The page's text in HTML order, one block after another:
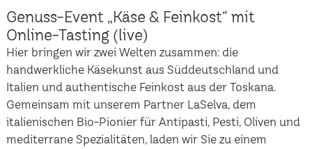
Genuss-Event „Käse & Feinkost“ mit
Online-Tasting (live)
Hier bringen wir zwei Welten zusammen: die
handwerkliche Käsekunst aus Süddeutschland und
Italien und authentische Feinkost aus der Toskana.
Gemeinsam mit unserem Partner LaSelva, dem
italienischen Bio-Pionier für Antipasti, Pesti, Oliven und
mediterrane Spezialitäten, laden wir Sie zu einem